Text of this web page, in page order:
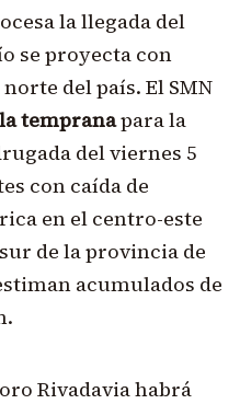
la llegada del
se proyecta con
del país. El SMN
tempranapara la
del viernes 5
con caída de
en el centro-este
de la provincia de
acumulados de
Rivadavia habrá